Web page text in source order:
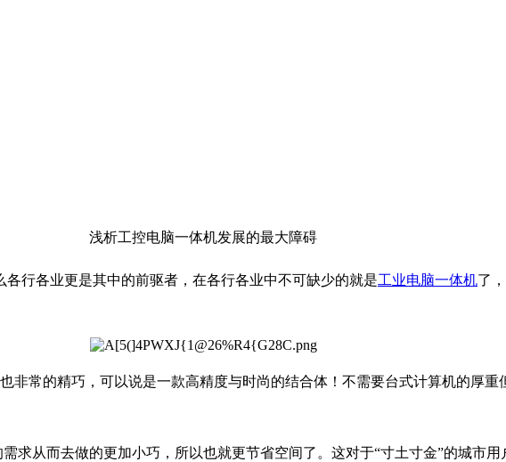
浅析工控电脑一体机发展的最大障碍
行各业更是其中的前驱者，在各行各业中不可缺少的就是工业电脑一体机了
非常的精巧，可以说是一款高精度与时尚的结合体！不需要台式计算机的厚
求从而去做的更加小巧，所以也就更节省空间了。这对于“寸土寸金”的城市